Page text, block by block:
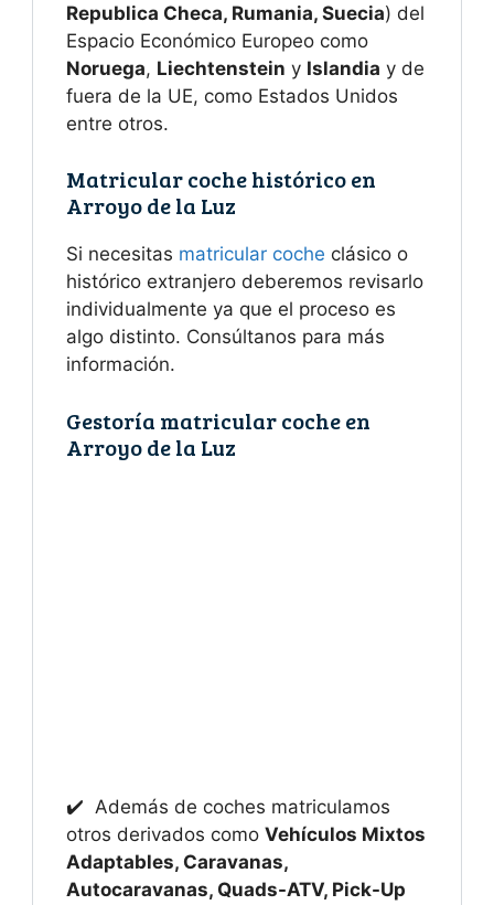
Republica Checa, Rumania, Suecia) del
Espacio Económico Europeo como
Noruega, Liechtenstein y Islandia y de
fuera de la UE, como Estados Unidos
entre otros.
Matricular coche histórico en
Arroyo de la Luz
Si necesitas matricular coche clásico o
histórico extranjero deberemos revisarlo
individualmente ya que el proceso es
algo distinto. Consúltanos para más
información.
Gestoría matricular coche en
Arroyo de la Luz
✔️ Además de coches matriculamos
otros derivados como Vehículos Mixtos
Adaptables, Caravanas,
Autocaravanas, Quads-ATV, Pick-Up